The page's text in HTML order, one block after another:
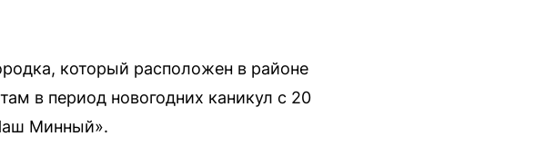
который расположен в районе
в период новогодних каникул с 20
Минный».